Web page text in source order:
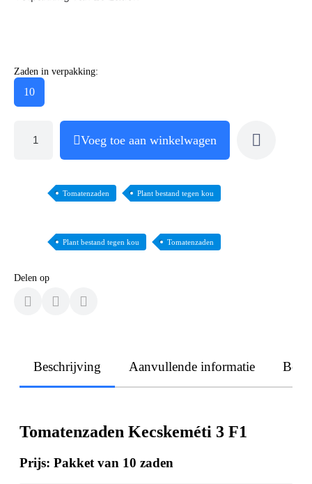
Zaden in verpakking:
10
Voeg toe aan winkelwagen
Tomatenzaden Plant bestand tegen kou
Plant bestand tegen kou Tomatenzaden
Delen op
Beschrijving Aanvullende informatie
Tomatenzaden Kecskeméti 3 F1
Prijs: Pakket van 10 zaden